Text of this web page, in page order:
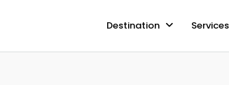
Destination Services